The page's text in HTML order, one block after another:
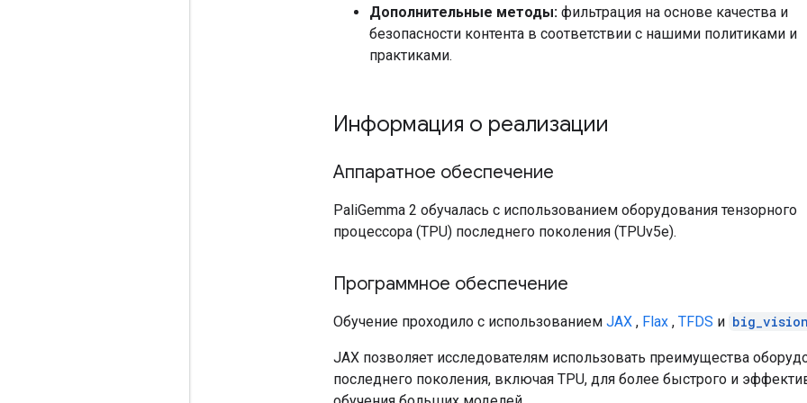
Дополнительные методы: фильтрация на основе качества и
безопасности контента в соответствии с нашими политиками и
практиками.
Информация о реализации
Аппаратное обеспечение
PaliGemma 2 обучалась с использованием оборудования тензорного
процессора (TPU) последнего поколения (TPUv5e).
Программное обеспечение
Обучение проходило с использованием JAX , Flax , TFDS и big_vision
JAX позволяет исследователям использовать преимущества
последнего поколения, включая TPU, для более быстрого и